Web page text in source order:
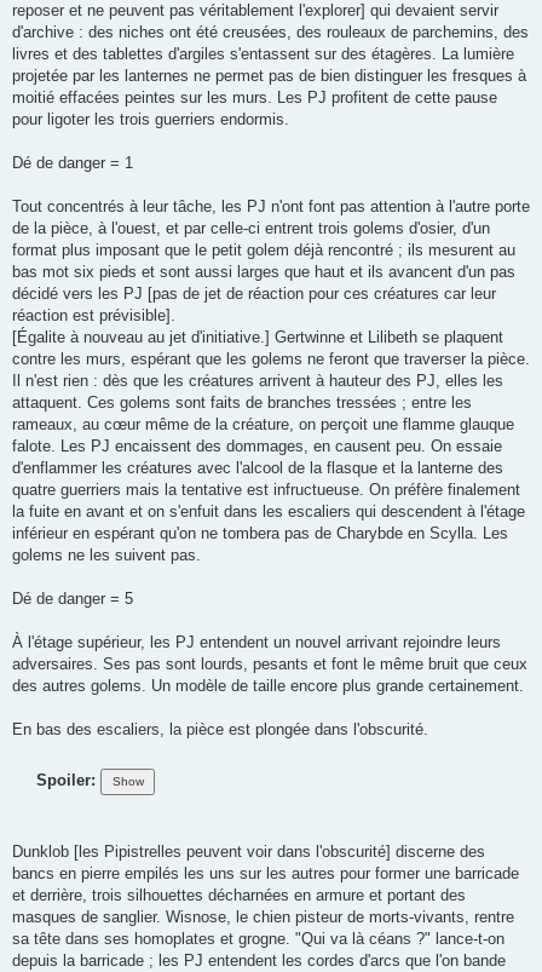
reposer et ne peuvent pas véritablement l'explorer] qui devaient servir
d'archive : des niches ont été creusées, des rouleaux de parchemins, des
livres et des tablettes d'argiles s'entassent sur des étagères. La lumière
projetée par les lanternes ne permet pas de bien distinguer les fresques à
moitié effacées peintes sur les murs. Les PJ profitent de cette pause
pour ligoter les trois guerriers endormis.
Dé de danger = 1
Tout concentrés à leur tâche, les PJ n'ont font pas attention à l'autre porte
de la pièce, à l'ouest, et par celle-ci entrent trois golems d'osier, d'un
format plus imposant que le petit golem déjà rencontré ; ils mesurent au
bas mot six pieds et sont aussi larges que haut et ils avancent d'un pas
décidé vers les PJ [pas de jet de réaction pour ces créatures car leur
réaction est prévisible].
[Égalite à nouveau au jet d'initiative.] Gertwinne et Lilibeth se plaquent
contre les murs, espérant que les golems ne feront que traverser la pièce.
Il n'est rien : dès que les créatures arrivent à hauteur des PJ, elles les
attaquent. Ces golems sont faits de branches tressées ; entre les
rameaux, au cœur même de la créature, on perçoit une flamme glauque
falote. Les PJ encaissent des dommages, en causent peu. On essaie
d'enflammer les créatures avec l'alcool de la flasque et la lanterne des
quatre guerriers mais la tentative est infructueuse. On préfère finalement
la fuite en avant et on s'enfuit dans les escaliers qui descendent à l'étage
inférieur en espérant qu'on ne tombera pas de Charybde en Scylla. Les
golems ne les suivent pas.
Dé de danger = 5
À l'étage supérieur, les PJ entendent un nouvel arrivant rejoindre leurs
adversaires. Ses pas sont lourds, pesants et font le même bruit que ceux
des autres golems. Un modèle de taille encore plus grande certainement.
En bas des escaliers, la pièce est plongée dans l'obscurité.
Spoiler:
Dunklob [les Pipistrelles peuvent voir dans l'obscurité] discerne des
bancs en pierre empilés les uns sur les autres pour former une barricade
et derrière, trois silhouettes décharnées en armure et portant des
masques de sanglier. Wisnose, le chien pisteur de morts-vivants, rentre
sa tête dans ses homoplates et grogne. "Qui va là céans ?" lance-t-on
depuis la barricade ; les PJ entendent les cordes d'arcs que l'on bande